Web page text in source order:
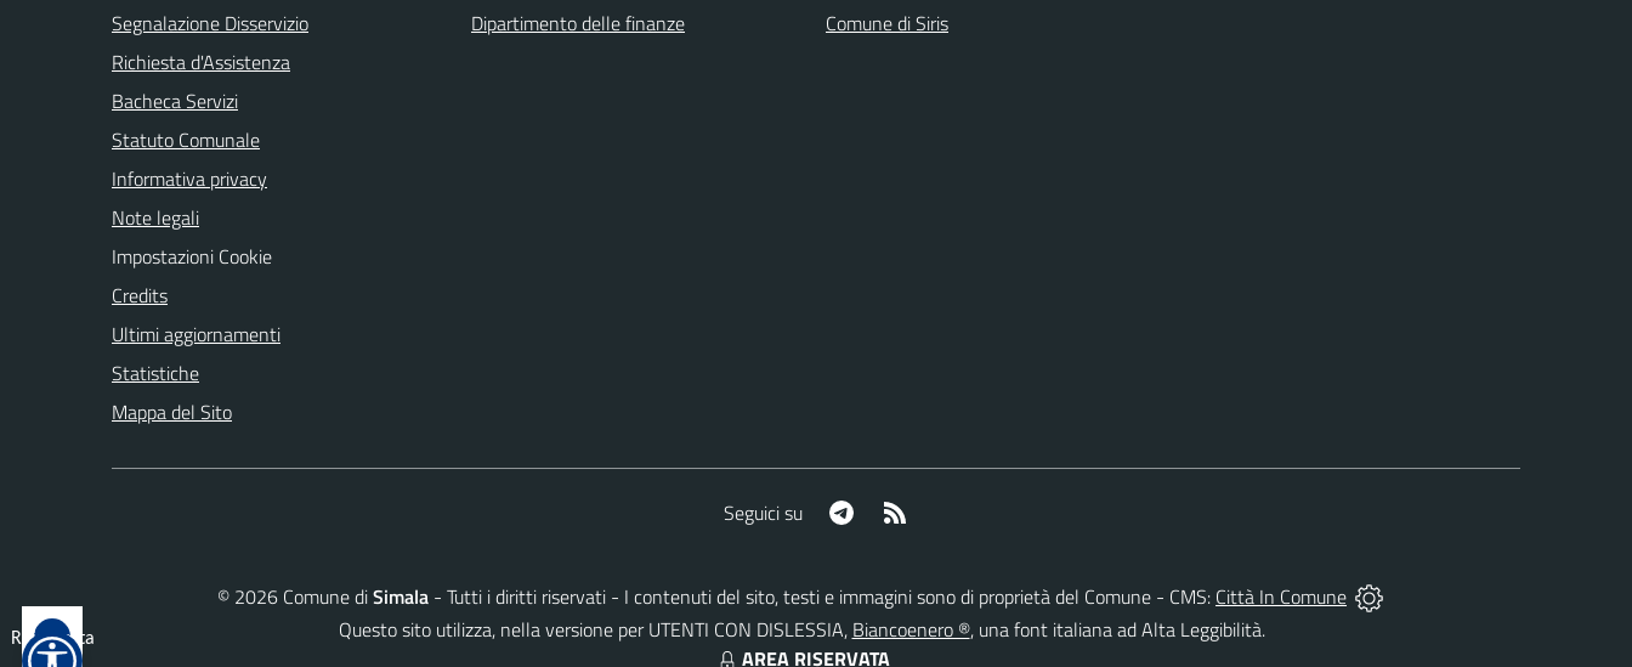
Segnalazione Disservizio
Richiesta d'Assistenza
Bacheca Servizi
Statuto Comunale
Informativa privacy
Note legali
Impostazioni Cookie
Credits
Ultimi aggiornamenti
Statistiche
Mappa del Sito
Dipartimento delle finanze
Comune di Siris
Seguici su Telegram
© 2026 Comune diSimala - Tutti i diritti riservati - I contenuti del sito, testi e immagini sono di proprietà del Comune - CMS: Città In Comune
Questo sito utilizza, nella versione per UTENTI CON DISLESSIA, Biancoenero ®, una font italiana ad Alta Leggibilità.
AREA RISERVATA
Reimposta
tutto